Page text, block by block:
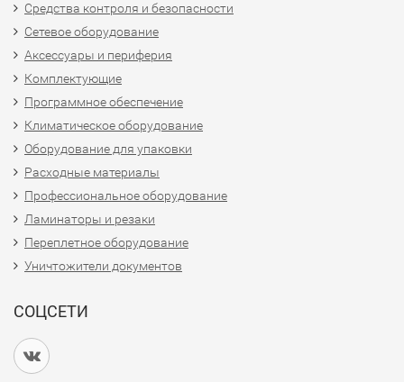
Средства контроля и безопасности
Сетевое оборудование
Аксессуары и периферия
Комплектующие
Программное обеспечение
Климатическое оборудование
Оборудование для упаковки
Расходные материалы
Профессиональное оборудование
Ламинаторы и резаки
Переплетное оборудование
Уничтожители документов
СОЦСЕТИ